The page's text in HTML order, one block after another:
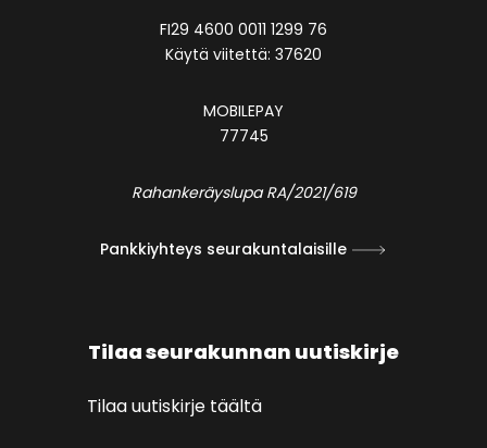
FI29 4600 0011 1299 76
Käytä viitettä: 37620
MOBILEPAY
77745
Rahankeräyslupa RA/2021/619
Pankkiyhteys seurakuntalaisille
Tilaa seurakunnan uutiskirje
Tilaa uutiskirje täältä